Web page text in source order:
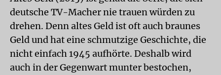
deutsche TV-Macher nie trauen würden zu
drehen. Denn altes Geld ist oft auch braunes
Geld und hat eine schmutzige Geschichte, die
nicht einfach 1945 aufhörte. Deshalb wird
auch in der Gegenwart munter bestochen,